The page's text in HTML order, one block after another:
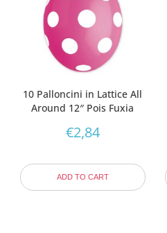
10 Palloncini in Lattice All
Around 12″ Pois Fuxia
€2,84
ADD TO CART